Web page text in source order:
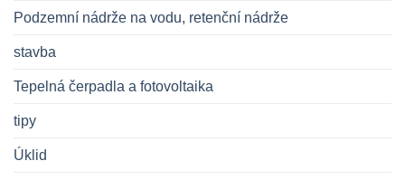
Podzemní nádrže na vodu, retenční nádrže
stavba
Tepelná čerpadla a fotovoltaika
tipy
Úklid